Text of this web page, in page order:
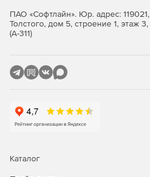
Становитесь эффективнее
каждый из наших клиентов
эффекта от внедрения системы.
Чек-листы для контроля,
ПАО «Софтлайн». Юр. адрес:
Толстого, дом 5, строение 1, этаж
(А-311)
Каталог